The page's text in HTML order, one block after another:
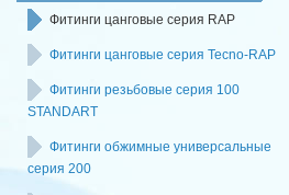
Фитинги цанговые серия RAP
Фитинги цанговые серия Tecno-RAP
Фитинги резьбовые серия 100
STANDART
Фитинги обжимные универсальные
серия 200